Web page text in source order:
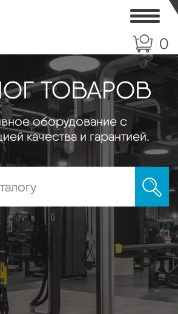
0
ТОВАРОВ
оборудование с
качества и гарантией.